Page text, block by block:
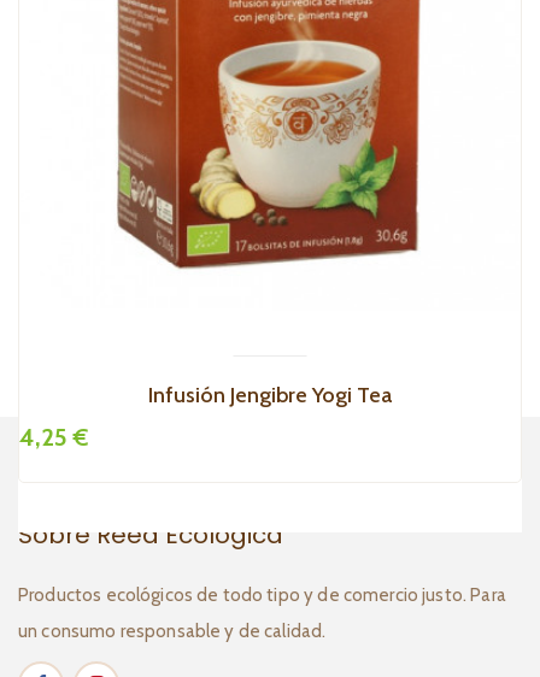
Infusión Jengibre Yogi Tea
4,25 €
Sobre Reed Ecológica
Productos ecológicos de todo tipo y de comercio justo. Para
un consumo responsable y de calidad.